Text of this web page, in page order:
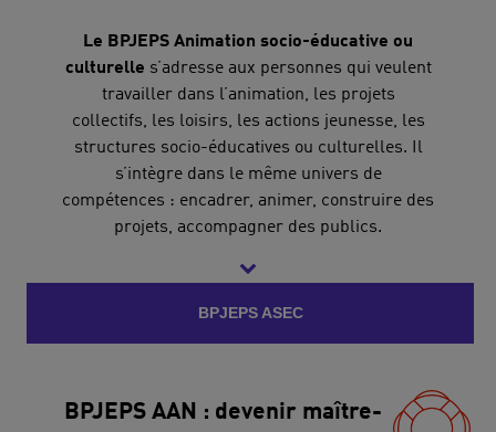
Le BPJEPS Animation socio-éducative ou
culturelle s’adresse aux personnes qui veulent
travailler dans l’animation, les projets
collectifs, les loisirs, les actions jeunesse, les
structures socio-éducatives ou culturelles. Il
s’intègre dans le même univers de
compétences : encadrer, animer, construire des
projets, accompagner des publics.
UCPA Formation propose le BPJEPS ASEC à
Vaulx-en-Velin, au pôle de loisirs UCPA du
BPJEPS ASEC
BPJEPS AAN : devenir maître-